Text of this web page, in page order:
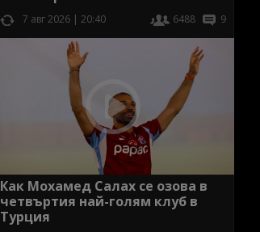
7 авг 2026 | 20:40 6488 9
Как Мохамед Салах се озова в
четвъртия най-голям клуб в
Турция